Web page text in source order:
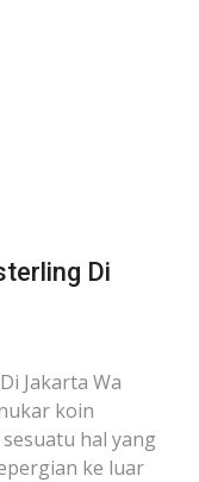
Di
Jakarta Wa
koin
hal yang
ke luar